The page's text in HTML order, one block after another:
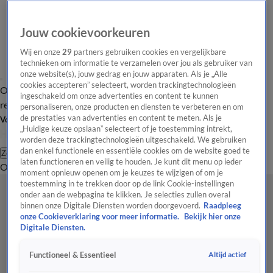
Overzicht Laatste nieuws Regionieuws Het beste van Hart
Tip de
redactie
Volg Hart van Nederland
Zoeken
OverzichtRegioUitzendingenWeerTip de redactiePanelVideo's
Jouw cookievoorkeuren
Wij en onze29 partners gebruiken cookies en vergelijkbare
technieken om informatie te verzamelen over jou als gebruiker van
onze website(s), jouw gedrag en jouw apparaten. Als je „Alle
cookies accepteren” selecteert, worden trackingtechnologieën
ingeschakeld om onze advertenties en content te kunnen
personaliseren, onze producten en diensten te verbeteren en om
de prestaties van advertenties en content te meten. Als je
„Huidige keuze opslaan” selecteert of je toestemming intrekt,
worden deze trackingtechnologieën uitgeschakeld. We gebruiken
dan enkel functionele en essentiële cookies om de website goed te
laten functioneren en veilig te houden. Je kunt dit menu op ieder
moment opnieuw openen om je keuzes te wijzigen of om je
toestemming in te trekken door op de link Cookie-instellingen
onder aan de webpagina te klikken. Je selecties zullen overal
binnen onze Digitale Diensten worden doorgevoerd. Raadpleeg
onze Cookieverklaring voor meer informatie.
Bekijk hier onze
Digitale Diensten.
Functioneel & Essentieel Altijd actief